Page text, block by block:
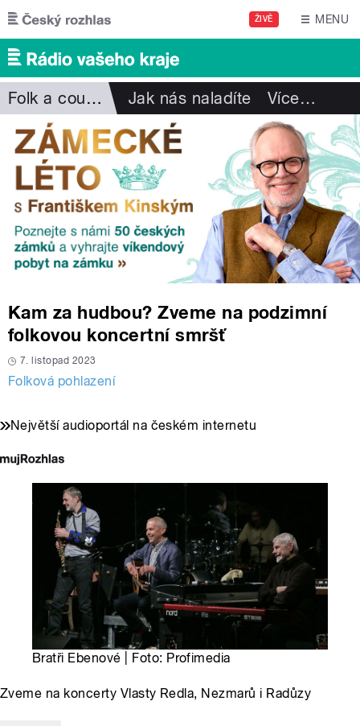
Přejít k hlavnímu obsahu
ŽIVĚ MENU
Folk a country Jak nás naladíte Více…
Kam za hudbou? Zveme na podzimní
folkovou koncertní smršť
7. listopad 2023
Folková pohlazení
Největší audioportál na českém internetu
Bratři Ebenové | Foto: Profimedia
Zveme na koncerty Vlasty Redla, Nezmarů i Radůzy